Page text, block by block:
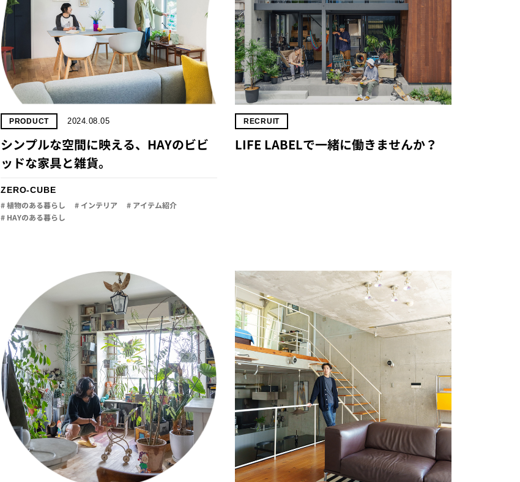
PRODUCT 2024.08.05
シンプルな空間に映える、HAYのビビ
ッドな家具と雑貨。
ZERO-CUBE
# 植物のある暮らし # インテリア
# アイテム紹介
# HAYのある暮らし
RECRUIT
LIFE LABELで一緒に働きませんか？